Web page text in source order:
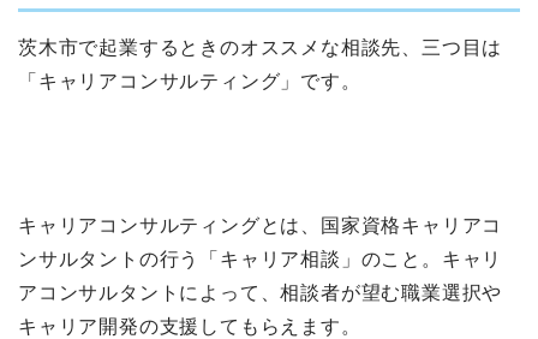
茨木市で起業するときのオススメな相談先、三つ目は
「キャリアコンサルティング」です。
キャリアコンサルティングとは、国家資格キャリアコ
ンサルタントの行う「キャリア相談」のこと。キャリ
アコンサルタントによって、相談者が望む職業選択や
キャリア開発の支援してもらえます。